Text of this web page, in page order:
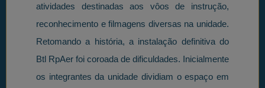
atividades destinadas aos vôos de instrução,
reconhecimento e filmagens diversas na unidade.
Retomando a história, a instalação definitiva do
Btl RpAer foi coroada de dificuldades. Inicialmente
os integrantes da unidade dividiam o espaço em